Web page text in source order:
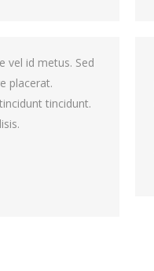
vel id metus. Sed
placerat.
tincidunt.